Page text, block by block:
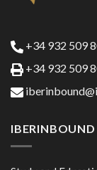
+34 932 509
+34 932 509
IBERINBOUND